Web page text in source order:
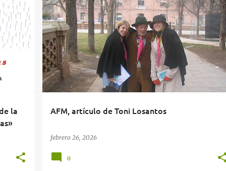
la
+3
AFM, artículo de Toni Losantos
febrero 26, 2026
ARTÍCULO
HERALDO DE ARAGÓN
INVITACIÓN A LA LECTURA
TERUEL
+
TONI LOSANTOS
0